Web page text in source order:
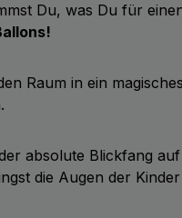
Du, was Du für
Raum in ein
absolute Blickfang
die Augen der